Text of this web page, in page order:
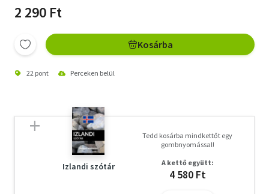
2 290 Ft
Kosárba
22 pont Perceken belül
Izlandi szótár
Tedd kosárba mindkettőt egy
gombnyomással!
A kettő együtt:
4 580 Ft